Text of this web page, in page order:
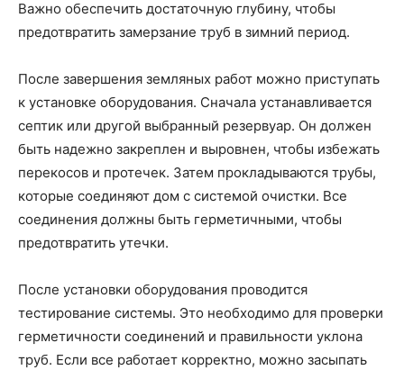
Важно обеспечить достаточную глубину, чтобы
предотвратить замерзание труб в зимний период.
После завершения земляных работ можно приступать
к установке оборудования. Сначала устанавливается
септик или другой выбранный резервуар. Он должен
быть надежно закреплен и выровнен, чтобы избежать
перекосов и протечек. Затем прокладываются трубы,
которые соединяют дом с системой очистки. Все
соединения должны быть герметичными, чтобы
предотвратить утечки.
После установки оборудования проводится
тестирование системы. Это необходимо для проверки
герметичности соединений и правильности уклона
труб. Если все работает корректно, можно засыпать